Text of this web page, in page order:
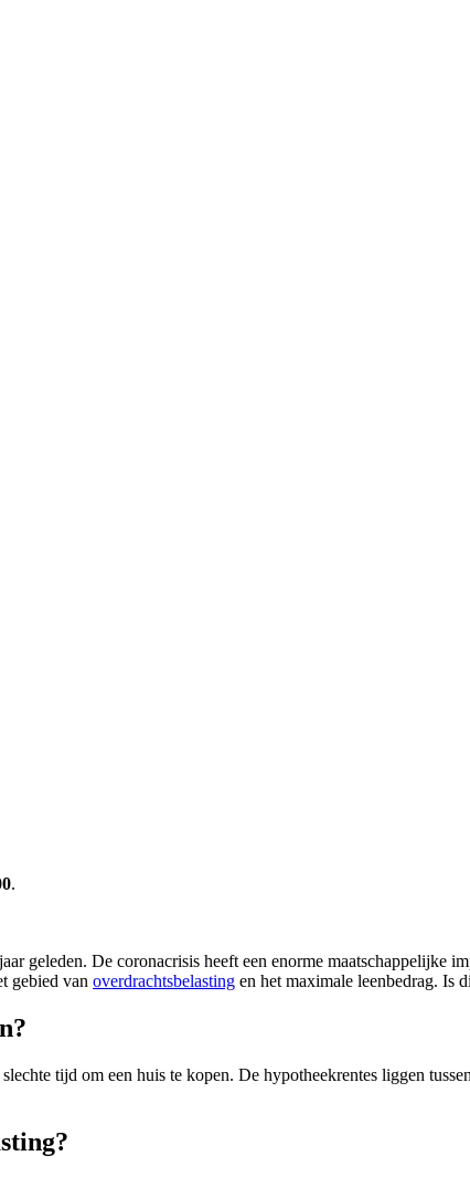
.
geleden. De coronacrisis heeft een enorme maatschappelijke
gebied van overdrachtsbelasting en het maximale leenbedrag. Is
tijd om een huis te kopen. De hypotheekrentes liggen